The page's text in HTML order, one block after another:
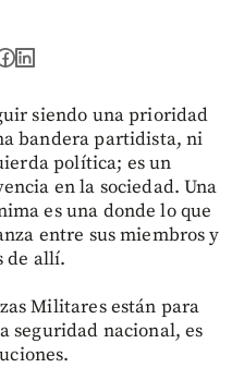
siendo una prioridad
bandera partidista, ni
política; es un
en la sociedad. Una
es una donde lo que
entre sus miembros y
de allí.
Militares están para
seguridad nacional, es